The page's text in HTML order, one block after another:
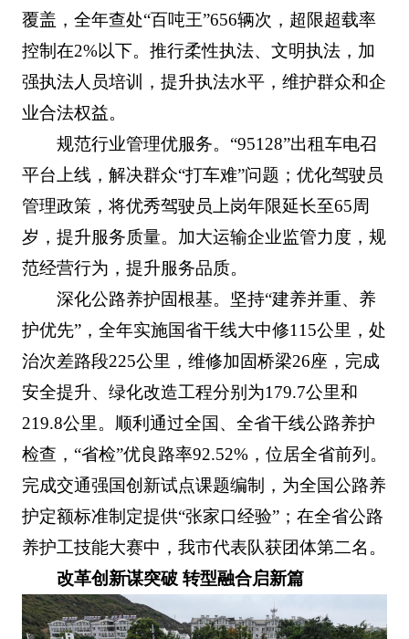
覆盖，全年查处“百吨王”656辆次，超限超载率
控制在2%以下。推行柔性执法、文明执法，加
强执法人员培训，提升执法水平，维护群众和企
业合法权益。
规范行业管理优服务。“95128”出租车电召
平台上线，解决群众“打车难”问题；优化驾驶员
管理政策，将优秀驾驶员上岗年限延长至65周
岁，提升服务质量。加大运输企业监管力度，规
范经营行为，提升服务品质。
深化公路养护固根基。坚持“建养并重、养
护优先”，全年实施国省干线大中修115公里，处
治次差路段225公里，维修加固桥梁26座，完成
安全提升、绿化改造工程分别为179.7公里和
219.8公里。顺利通过全国、全省干线公路养护
检查，“省检”优良路率92.52%，位居全省前列。
完成交通强国创新试点课题编制，为全国公路养
护定额标准制定提供“张家口经验”；在全省公路
养护工技能大赛中，我市代表队获团体第二名。
改革创新谋突破 转型融合启新篇